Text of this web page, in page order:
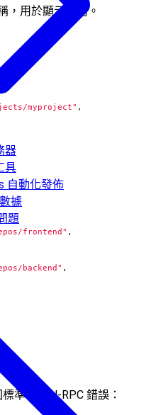
器
具
自動化發佈
據
題
，用於顯示目的。
myproject" ,
frontend" ,
backend" ,
準 JSON-RPC 錯誤：